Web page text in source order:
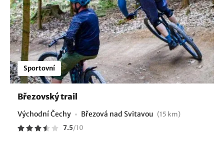
Sportovní
Březovský trail
Východní Čechy Březová nad Svitavou (15 km)
7.5/10